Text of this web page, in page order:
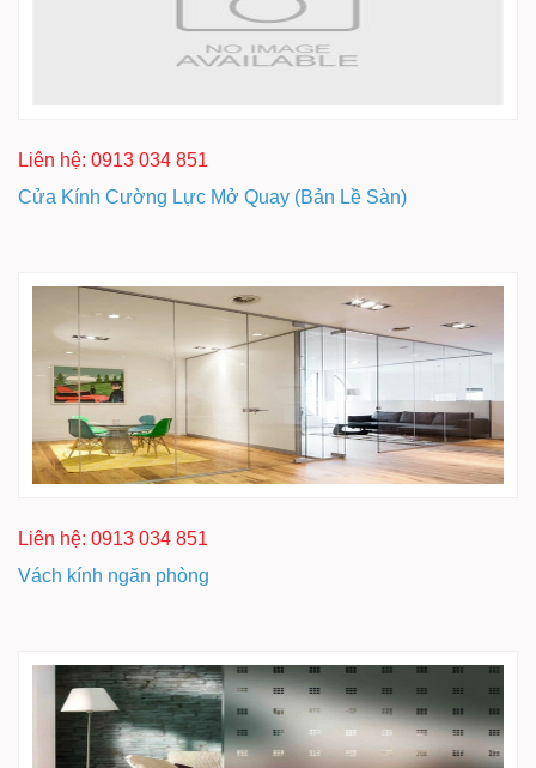
Liên hệ: 0913 034 851
Cửa Kính Cường Lực Mở Quay (Bản Lề Sàn)
Liên hệ: 0913 034 851
Vách kính ngăn phòng